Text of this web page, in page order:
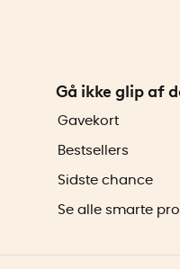
Gå ikke glip af
Gavekort
Bestsellers
Sidste chance
Se alle smarte